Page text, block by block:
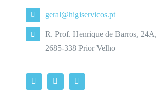
geral@higiservicos.pt
R. Prof. Henrique de Barros, 24A,
2685-338 Prior Velho